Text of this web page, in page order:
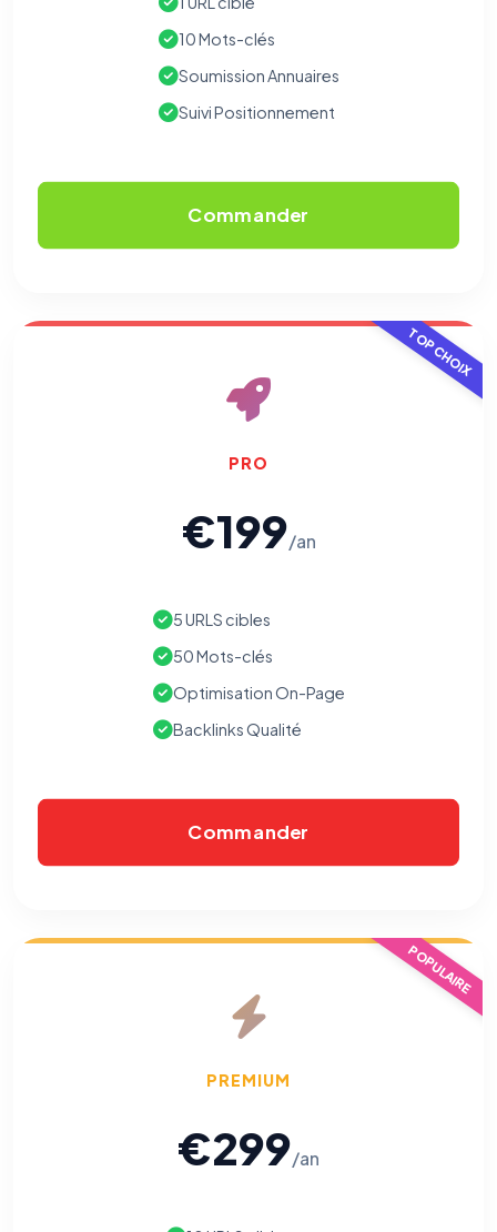
10 Mots-clés
Soumission Annuaires
Suivi Positionnement
Commander
TOP CHOIX
PRO
€199/an
5 URLS cibles
50 Mots-clés
Optimisation On-Page
Backlinks Qualité
Commander
POPULAIRE
PREMIUM
€299/an
Nécessaires au fonctionnement du site : session, sécurité,